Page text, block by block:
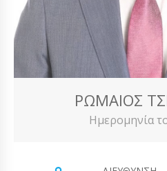
ΡΩΜΑΊΟΣ
Ημερομηνία